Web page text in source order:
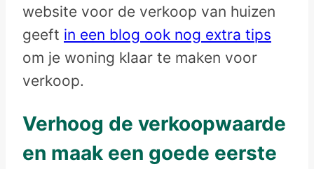
website voor de verkoop van huizen
geeft in een blog ook nog extra tips
om je woning klaar te maken voor
verkoop.
Verhoog de verkoopwaarde
en maak een goede eerste